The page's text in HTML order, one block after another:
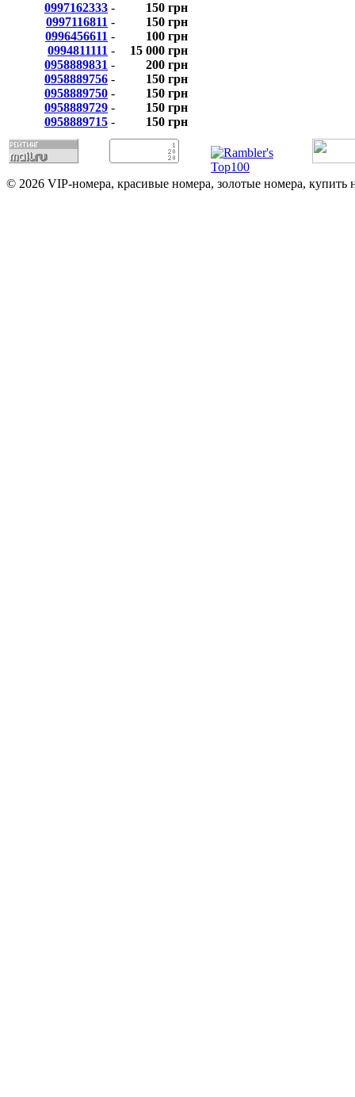
0997162333 -
150 грн
0997116811 -
150 грн
0996456611 -
100 грн
0994811111 -
15 000 грн
0958889831 -
200 грн
0958889756 -
150 грн
0958889750 -
150 грн
0958889729 -
150 грн
0958889715 - 150 грн
© 2026 VIP-номера, красивые номера, золотые номера,